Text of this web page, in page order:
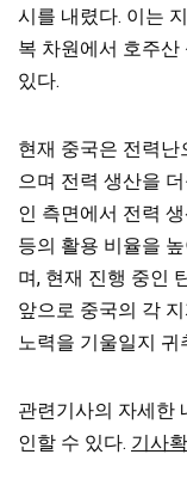
시를 내렸다. 이는
복 차원에서 호주
있다.
현재 중국은 전력난
으며 전력 생산을
인 측면에서 전력
등의 활용 비율을
며, 현재 진행 중인
앞으로 중국의 각
노력을 기울일지 귀
관련기사의 자세한
인할 수 있다. 기사